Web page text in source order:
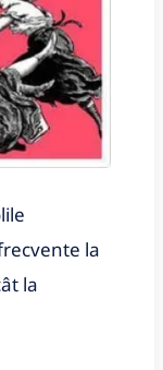
la
la